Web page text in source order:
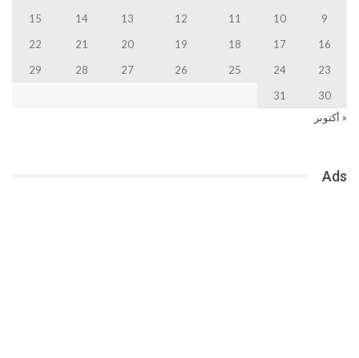
9
10
11
12
13
14
15
16
17
18
19
20
21
22
23
24
25
26
27
28
29
30
31
« أكتوبر
Ads